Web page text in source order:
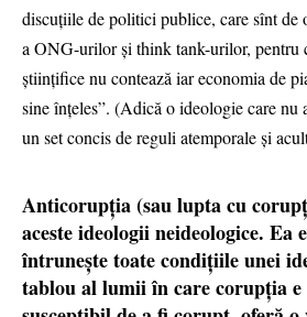
discuțiile de politici publice, care sînt de
a ONG-urilor și think tank-urilor, pentru
științifice nu contează iar economia de
sine înțeles”. (Adică o ideologie care nu
un set concis de reguli atemporale și
Anticorupția (sau lupta cu
aceste ideologii neideologice. Ea
întrunește toate condițiile unei
tablou al lumii în care corupția e